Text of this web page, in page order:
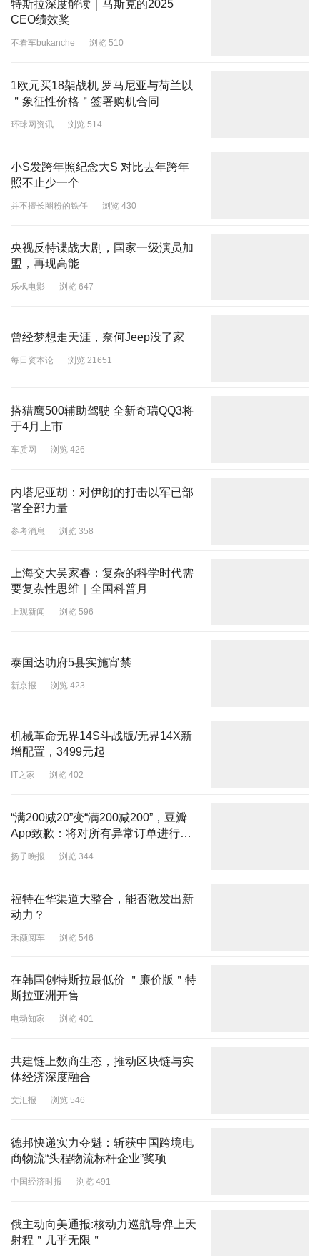
特斯拉深度解读｜马斯克的2025
CEO绩效奖
不看车bukanche 浏览 510
1欧元买18架战机 罗马尼亚与荷兰以
＂象征性价格＂签署购机合同
环球网资讯 浏览 514
小S发跨年照纪念大S 对比去年跨年
照不止少一个
并不擅长圈粉的铁任 浏览 430
央视反特谍战大剧，国家一级演员加
盟，再现高能
乐枫电影 浏览 647
曾经梦想走天涯，奈何Jeep没了家
每日资本论 浏览 21651
搭猎鹰500辅助驾驶 全新奇瑞QQ3将
于4月上市
车质网 浏览 426
内塔尼亚胡：对伊朗的打击以军已部
署全部力量
参考消息 浏览 358
上海交大吴家睿：复杂的科学时代需
要复杂性思维｜全国科普月
上观新闻 浏览 596
泰国达叻府5县实施宵禁
新京报 浏览 423
机械革命无界14S斗战版/无界14X新
增配置，3499元起
IT之家 浏览 402
“满200减20”变“满200减200”，豆瓣
App致歉：将对所有异常订单进行自
扬子晚报 浏览 344
福特在华渠道大整合，能否激发出新
动力？
禾颜阅车 浏览 546
在韩国创特斯拉最低价 ＂廉价版＂特
斯拉亚洲开售
电动知家 浏览 401
共建链上数商生态，推动区块链与实
体经济深度融合
文汇报 浏览 546
德邦快递实力夺魁：斩获中国跨境电
商物流“头程物流标杆企业”奖项
中国经济时报 浏览 491
俄主动向美通报:核动力巡航导弹上天
射程＂几乎无限＂